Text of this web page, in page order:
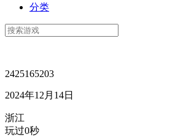
分类
2425165203
2024年12月14日
浙江
玩过0秒